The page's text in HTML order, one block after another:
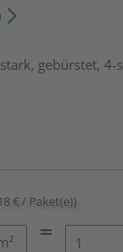
gebürstet, 4-
€ / Paket(e))